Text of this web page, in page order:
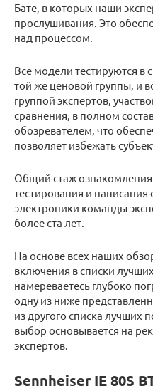
Бате, в которых наши
прослушивания. Это
над процессом.
Все модели тестируются в
той же ценовой группы, и
группой экспертов,
сравнения, в полном
обозревателем, что
позволяет избежать
Общий стаж ознакомления
тестирования и
электроники команды
более ста лет.
На основе всех наших
включения в списки
намереваетесь глубоко
одну из ниже
из другого списка лучших
выбор основывается на
экспертов.
Sennheiser IE 80S